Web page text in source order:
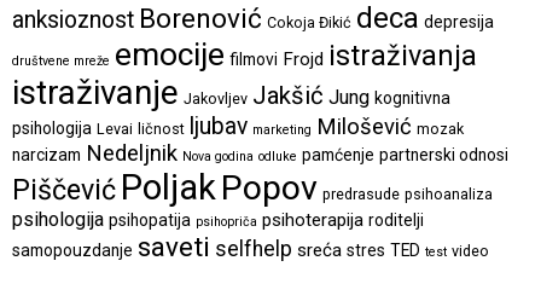
anksioznost Borenović Cokoja Đikić deca depresija
društvene mreže emocije filmovi Frojd istraživanja
istraživanje Jakovljev Jakšić Jung kognitivna
psihologija Levai ličnost ljubav marketing Milošević mozak
narcizam Nedeljnik Nova godina odluke pamćenje partnerski odnosi
Piščević PoljakPopov predrasude psihoanaliza
psihologija psihopatija psihopriča psihoterapija roditelji
samopouzdanje saveti selfhelp sreća stres TED test video